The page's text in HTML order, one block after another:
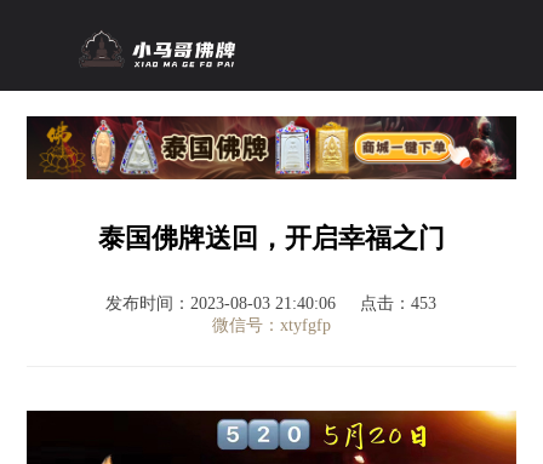
泰国佛牌送回，开启幸福之门
发布时间：2023-08-03 21:40:06
点击：453
微信号：xtyfgfp